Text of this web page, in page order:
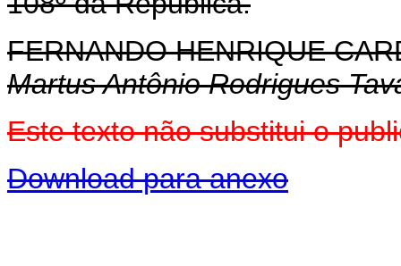
FERNANDO HENRIQUE
Martus Antônio Rodrigues
Este texto não substitui o
Download para anexo